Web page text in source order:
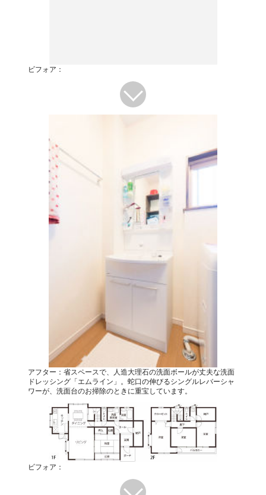
ビフォア：
アフター：省スペースで、人造大理石の洗面ボールが丈夫な洗面
ドレッシング「エムライン」。蛇口の伸びるシングルレバーシャ
ワーが、洗面台のお掃除のときに重宝しています。
ビフォア：